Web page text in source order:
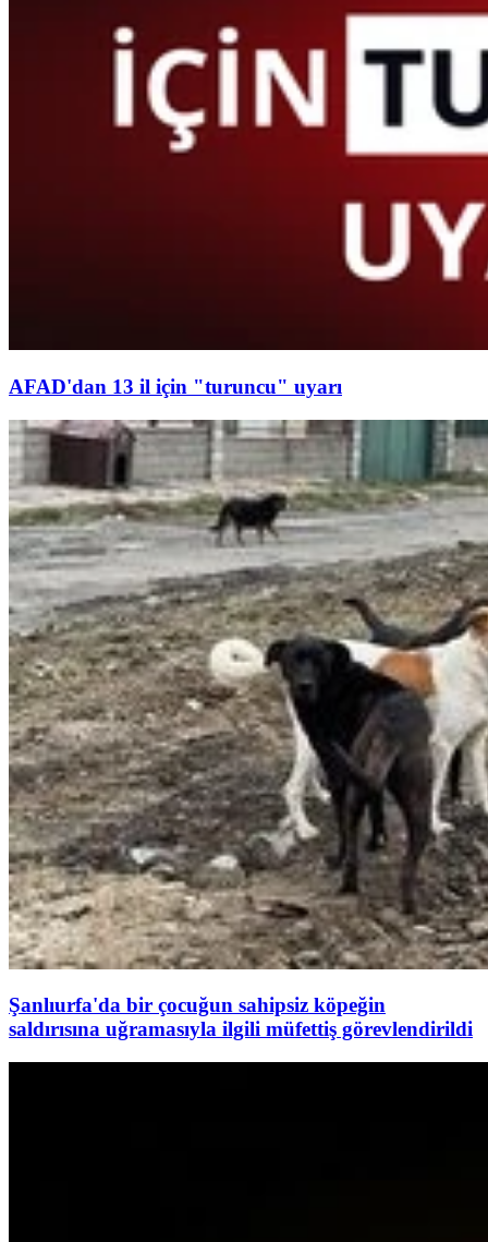
AFAD'dan 13 il için "turuncu" uyarı
Şanlıurfa'da bir çocuğun sahipsiz köpeğin
saldırısına uğramasıyla ilgili müfettiş görevlendirildi